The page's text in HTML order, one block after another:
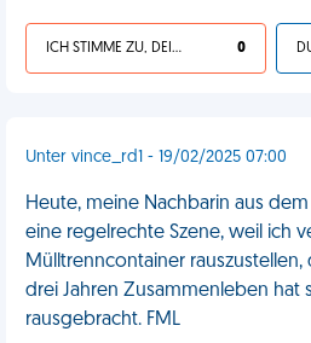
ICH STIMME ZU, DEIN LEBEN IST SCHEISSE 0
Unter vince_rd1 - 19/02/2025 07:00
Heute, meine Nachbarin aus
eine regelrechte Szene, weil ich
Mülltrenncontainer
drei Jahren Zusammenleben hat
rausgebracht. FML